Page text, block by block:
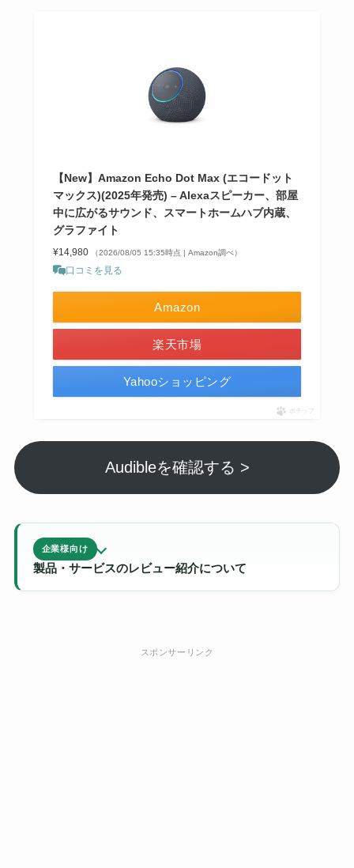
【New】Amazon Echo Dot Max (エコードット
マックス)(2025年発売) – Alexaスピーカー、部屋
中に広がるサウンド、スマートホームハブ内蔵、
グラファイト
¥14,980 （2026/08/05 15:35時点 | Amazon調べ）
口コミを見る
Amazon
楽天市場
Yahooショッピング
ポチップ
Audibleを確認する >
企業様向け
製品・サービスのレビュー紹介について